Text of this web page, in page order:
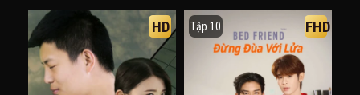
HD Tập 10 FHD